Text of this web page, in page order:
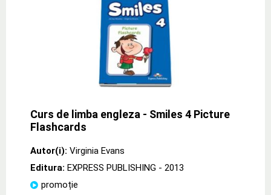
Curs de limba engleza - Smiles 4 Picture
Flashcards
Autor(i): Virginia Evans
Editura: EXPRESS PUBLISHING - 2013
promoție